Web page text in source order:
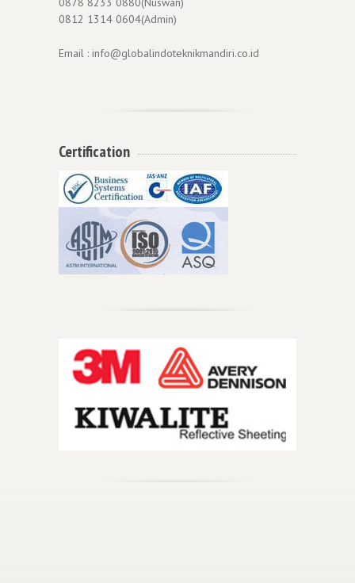
0812 1314 0604(Admin)
Email : info@globalindoteknikmandiri.co.id
Certification